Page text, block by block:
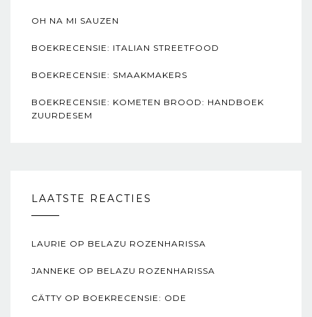
OH NA MI SAUZEN
BOEKRECENSIE: ITALIAN STREETFOOD
BOEKRECENSIE: SMAAKMAKERS
BOEKRECENSIE: KOMETEN BROOD: HANDBOEK
ZUURDESEM
LAATSTE REACTIES
LAURIE OP BELAZU ROZENHARISSA
JANNEKE OP BELAZU ROZENHARISSA
CÄTTY OP BOEKRECENSIE: ODE